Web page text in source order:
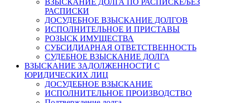
ВЗЫСКАНИЕ ДОЛГА ПО РАСПИСКЕ/БЕЗ
РАСПИСКИ
ДОСУДЕБНОЕ ВЗЫСКАНИЕ ДОЛГОВ
ИСПОЛНИТЕЛЬНОЕ И ПРИСТАВЫ
РОЗЫСК ИМУЩЕСТВА
СУБСИДИАРНАЯ ОТВЕТСТВЕННОСТЬ
СУДЕБНОЕ ВЗЫСКАНИЕ ДОЛГА
ВЗЫСКАНИЕ ЗАДОЛЖЕННОСТИ С
ЮРИДИЧЕСКИХ ЛИЦ
ДОСУДЕБНОЕ ВЗЫСКАНИЕ
ИСПОЛНИТЕЛЬНОЕ ПРОИЗВОДСТВО